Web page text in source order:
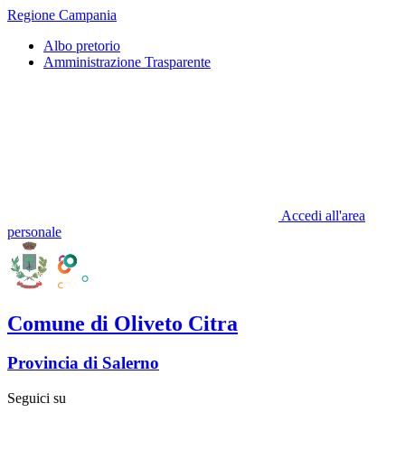
Regione Campania
Albo pretorio
Amministrazione Trasparente
Accedi all'area
personale
Comune di Oliveto Citra
Provincia di Salerno
Seguici su